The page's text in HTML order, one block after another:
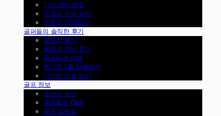
기타 장비 랭킹
프로의 우승 장비
프로의 가방털기
골퍼들의 솔직한 후기
골프장 후기
클럽 & 장비 후기
골프패션 리뷰
핸디캡 1홀 정복하기
나만의 리뷰 쓰기
골프 정보
초보자 코너
골퍼들의 Q&A
골프 실험실